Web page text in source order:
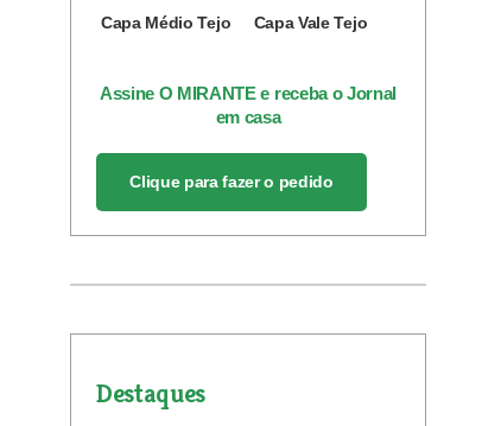
Capa Médio Tejo Capa Vale Tejo
Assine O MIRANTE e receba o Jornal
em casa
Clique para fazer o pedido
Destaques